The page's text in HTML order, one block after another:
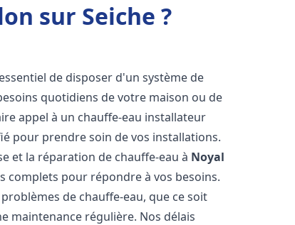
sur Seiche ?
de disposer d'un système de
quotidiens de votre maison ou de
appel à un chauffe-eau installateur
pour prendre soin de vos installations.
et la réparation de chauffe-eau à Noyal
complets pour répondre à vos besoins.
de chauffe-eau, que ce soit
maintenance régulière. Nos délais